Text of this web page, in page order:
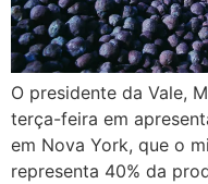
O presidente da Vale,
terça-feira em
em Nova York, que o
representa 40% da